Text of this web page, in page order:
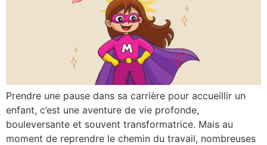
Prendre une pause dans sa carrière pour accueillir un
enfant, c’est une aventure de vie profonde,
bouleversante et souvent transformatrice. Mais au
moment de reprendre le chemin du travail, nombreuses